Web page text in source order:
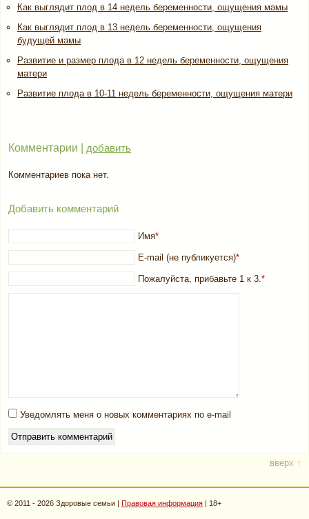
Как выглядит плод в 14 недель беременности, ощущения мамы
Как выглядит плод в 13 недель беременности, ощущения
будущей мамы
Развитие и размер плода в 12 недель беременности, ощущения
матери
Развитие плода в 10-11 недель беременности, ощущения матери
Комментарии | добавить
Комментариев пока нет.
Добавить комментарий
Имя*
E-mail (не публикуется)*
Пожалуйста, прибавьте 1 к 3.*
Уведомлять меня о новых комментариях по e-mail
вверх ↑
© 2011 - 2026 Здоровые семьи | Правовая информация | 18+